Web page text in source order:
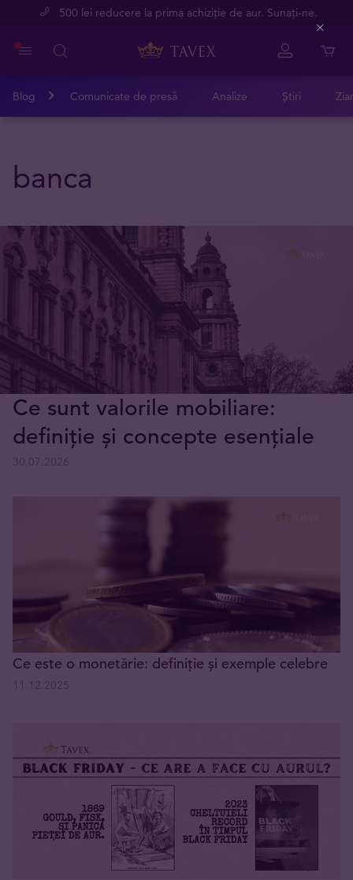
500 lei reducere la prima achiziție de aur. Sunați-ne.
Blog Comunicate de presă Analize Știri
banca
Ce sunt valorile mobiliare:
definiție și concepte esențiale
Ce este o monetărie: definiție și exemple celebre
Close